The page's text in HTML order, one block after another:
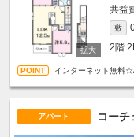
敷
2階
インターネット無料
アパート コーチ